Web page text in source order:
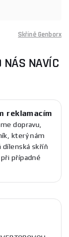
Skříně Genborx
NÁS NAVÍC
reklamacím
dopravu,
který nám
dílenská skříň
při případné